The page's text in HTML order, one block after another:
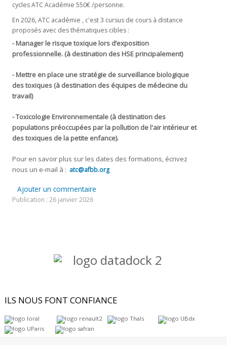
cycles ATC Académie 550€ /personne.
En 2026, ATC académie , c'est 3 cursus de cours à distance
proposés avec des thématiques cibles :
- Manager le risque toxique lors d’exposition
professionnelle. (à destination des HSE principalement)
- Mettre en place une stratégie de surveillance biologique
des toxiques (à destination des équipes de médecine du
travail)
-Toxicologie Environnementale (à destination des
populations préoccupées par la pollution de l'air intérieur et
des toxiques de la petite enfance).
Pour en savoir plus sur les dates des formations, écrivez
nous un e-mail à : atc@afbb.org
Ajouter un commentaire
Publication : 26 janvier 2026
ILS NOUS FONT CONFIANCE